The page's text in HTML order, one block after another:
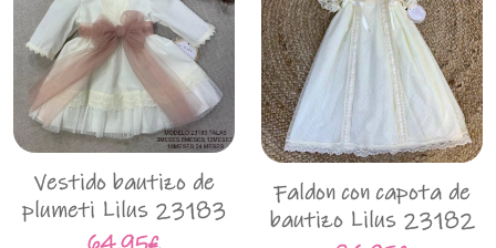
Vestido bautizo de
plumeti Lilus 23183
Faldon con capota de
bautizo Lilus 23182